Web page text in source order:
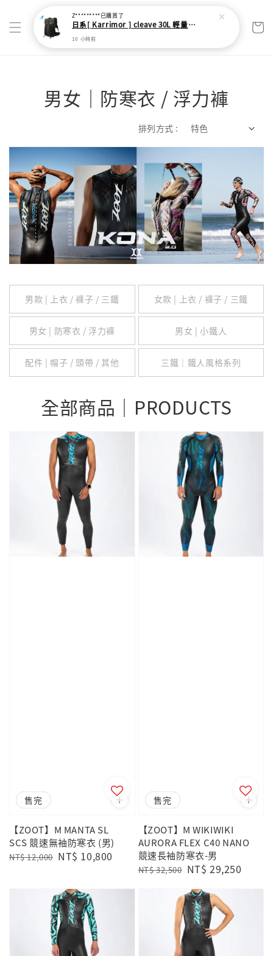
男女｜防寒衣 / 浮力褲
排列方式 :
男款 | 上衣 / 褲子 / 三鐵 女款 | 上衣 / 褲子 / 三鐵
男女 | 防寒衣 / 浮力褲 男女 | 小鐵人
配件 | 帽子 / 頭帶 / 其他 三鐵｜鐵人風格系列
全部商品｜PRODUCTS
優惠
售完
【ZOOT】M MANTA SL
SCS 競速無袖防寒衣 (男)
Regular
NT$ 12,000 Sale
NT$ 10,800
優惠
售完
【ZOOT】M WIKIWIKI
AURORA FLEX C40 NANO
競速長袖防寒衣-男
Regular
NT$ 32,500 Sale
NT$ 29,250
Z*********已購買了
日系[ Karrimor ] cleave 30L 輕量野跑健走包
10 小時前